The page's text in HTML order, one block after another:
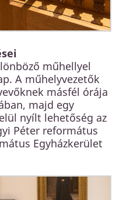
műhellyel
A műhelyvezetők
másfél órája
majd egy
nyílt lehetőség az
Péter református
Egyházkerület